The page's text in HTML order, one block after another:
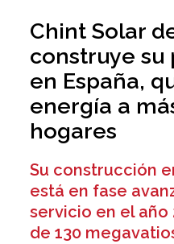
Chint Solar
construye su
en España,
energía a
hogares
Su construcción
está en fase
servicio en el año
de 130